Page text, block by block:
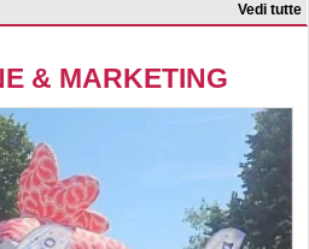
Vedi tutte
& MARKETING